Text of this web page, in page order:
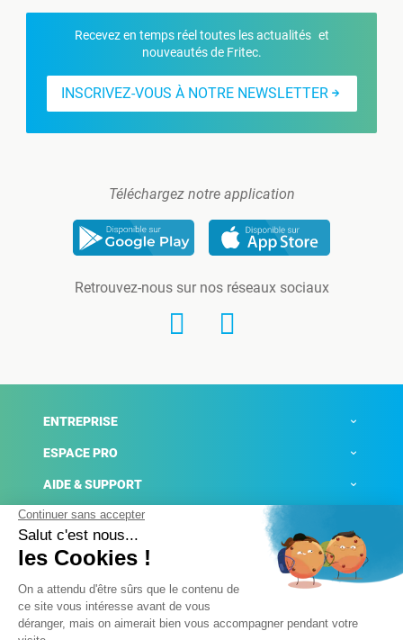
Recevez en temps réel toutes les actualités et
nouveautés de Fritec.
INSCRIVEZ-VOUS À NOTRE NEWSLETTER
Téléchargez notre application
Retrouvez-nous sur nos réseaux sociaux
ENTREPRISE
ESPACE PRO
AIDE & SUPPORT
ACTUALITÉS
Mentions légales